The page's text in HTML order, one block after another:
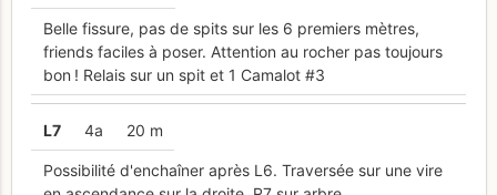
Belle fissure, pas de spits sur les 6 premiers mètres,
friends faciles à poser. Attention au rocher pas toujours
bon ! Relais sur un spit et 1 Camalot #3
L7 4a 20 m
Possibilité d'enchaîner après L6. Traversée sur une vire